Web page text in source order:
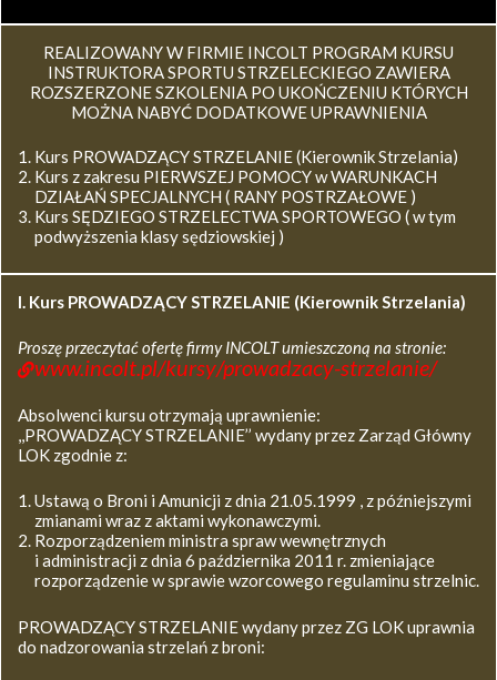
REALIZOWANY W FIRMIE INCOLT PROGRAM KURSU
INSTRUKTORA SPORTU STRZELECKIEGO ZAWIERA
ROZSZERZONE SZKOLENIA PO UKOŃCZENIU KTÓRYCH
MOŻNA NABYĆ DODATKOWE UPRAWNIENIA
Kurs PROWADZĄCY STRZELANIE (Kierownik Strzelania)
Kurs z zakresu PIERWSZEJ POMOCY w WARUNKACH
DZIAŁAŃ SPECJALNYCH ( RANY POSTRZAŁOWE )
Kurs SĘDZIEGO STRZELECTWA SPORTOWEGO ( w tym
podwyższenia klasy sędziowskiej )
I. Kurs PROWADZĄCY STRZELANIE (Kierownik Strzelania)
Proszę przeczytać ofertę firmy INCOLT umieszczoną na stronie:
www.incolt.pl/kursy/prowadzacy-strzelanie/
Absolwenci kursu otrzymają uprawnienie:
,,PROWADZĄCY STRZELANIE’’ wydany przez Zarząd Główny
LOK zgodnie z:
Ustawą o Broni i Amunicji z dnia 21.05.1999 , z późniejszymi
zmianami wraz z aktami wykonawczymi.
Rozporządzeniem ministra spraw wewnętrznych
i administracji z dnia 6 października 2011 r. zmieniające
rozporządzenie w sprawie wzorcowego regulaminu strzelnic.
PROWADZĄCY STRZELANIE wydany przez ZG LOK uprawnia
do nadzorowania strzelań z broni: